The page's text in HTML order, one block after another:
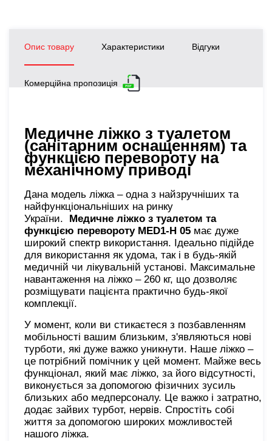
Опис товару Характеристики Відгуки
Комерційна пропозиція
Медичне ліжко з туалетом
(санітарним оснащенням) та
функцією перевороту на
механічному приводі
Дана модель ліжка – одна з найзручніших та
найфункціональніших на ринку
України.
Медичне ліжко з туалетом та
функцією перевороту MED1-H 05 має дуже
широкий спектр використання. Ідеально підійде
для використання як удома, так і в будь-якій
медичній чи лікувальній установі. Максимальне
навантаження на ліжко – 260 кг, що дозволяє
розміщувати пацієнта практично будь-якої
комплекції.
У момент, коли ви стикаєтеся з позбавленням
мобільності вашим близьким, з'являються нові
турботи, які дуже важко уникнути. Наше ліжко –
це потрібний помічник у цей момент. Майже весь
функціонал, який має ліжко, за його відсутності,
виконується за допомогою фізичних зусиль
близьких або медперсоналу. Це важко і затратно,
додає зайвих турбот, нервів. Спростіть собі
життя за допомогою широких можливостей
нашого ліжка.